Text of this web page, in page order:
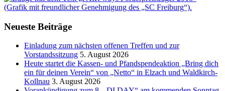
Neueste Beiträge
Einladung zum nächsten offenen Treffen und zur
Vorstandssitzung 5. August 2026
Heute startet die Kassen- und Pfandspendeaktion „Bring dich
ein für deinen Verein“ von „Netto“ in Elzach und Waldkirch-
Kollnau 3. August 2026